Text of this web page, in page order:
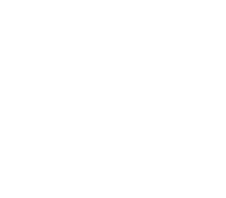
\theta) + D